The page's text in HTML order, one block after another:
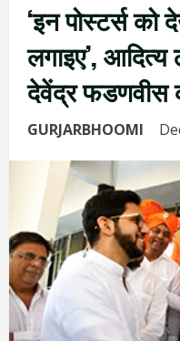
‘इन पोस्टर्स
लगाइए’,
देवेंद्र फडणवीस
GURJARBHOOMI